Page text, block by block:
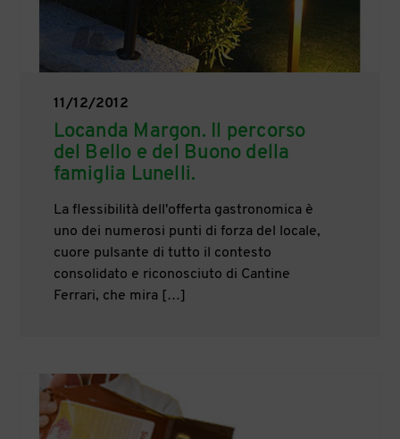
11/12/2012
Locanda Margon. Il percorso
del Bello e del Buono della
famiglia Lunelli.
La flessibilità dell'offerta gastronomica è
uno dei numerosi punti di forza del locale,
cuore pulsante di tutto il contesto
consolidato e riconosciuto di Cantine
Ferrari, che mira […]